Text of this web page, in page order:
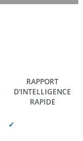
RAPPORT
D’INTELLIGENCE
RAPIDE
✓